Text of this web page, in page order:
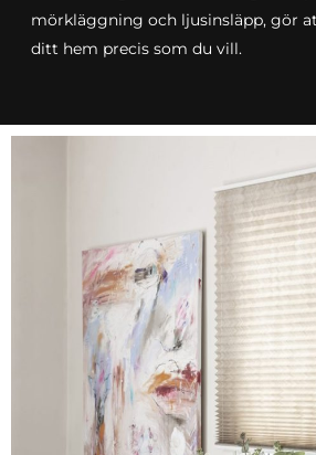
mörkläggning och ljusinsläpp, gör
ditt hem precis som du vill.